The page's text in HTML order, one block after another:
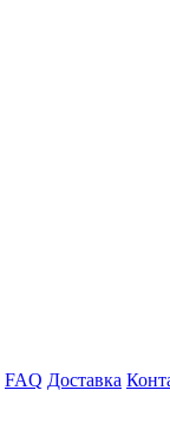
FAQ Доставка